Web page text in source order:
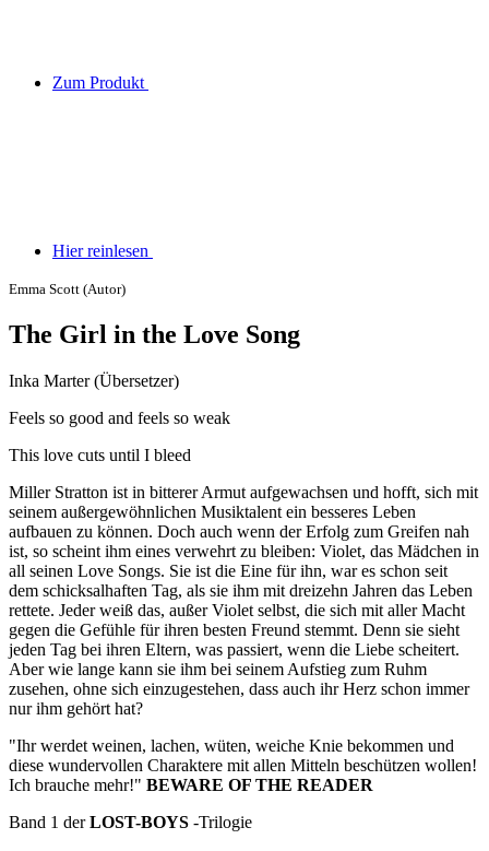
Zum Produkt
Hier reinlesen
Emma Scott (Autor)
The Girl in the Love Song
Inka Marter (Übersetzer)
Feels so good and feels so weak
This love cuts until I bleed
Miller Stratton ist in bitterer Armut aufgewachsen und hofft, sich mit
seinem außergewöhnlichen Musiktalent ein besseres Leben
aufbauen zu können. Doch auch wenn der Erfolg zum Greifen nah
ist, so scheint ihm eines verwehrt zu bleiben: Violet, das Mädchen in
all seinen Love Songs. Sie ist die Eine für ihn, war es schon seit
dem schicksalhaften Tag, als sie ihm mit dreizehn Jahren das Leben
rettete. Jeder weiß das, außer Violet selbst, die sich mit aller Macht
gegen die Gefühle für ihren besten Freund stemmt. Denn sie sieht
jeden Tag bei ihren Eltern, was passiert, wenn die Liebe scheitert.
Aber wie lange kann sie ihm bei seinem Aufstieg zum Ruhm
zusehen, ohne sich einzugestehen, dass auch ihr Herz schon immer
nur ihm gehört hat?
"Ihr werdet weinen, lachen, wüten, weiche Knie bekommen und
diese wundervollen Charaktere mit allen Mitteln beschützen wollen!
Ich brauche mehr!" BEWARE OF THE READER
Band 1 derLOST-BOYS -Trilogie